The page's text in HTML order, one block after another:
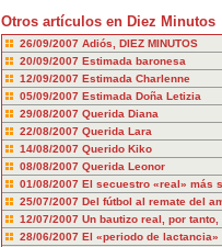
Otros artículos en Diez Minutos
26/09/2007 Adiós, DIEZ MINUTOS
20/09/2007 Estimada baronesa
12/09/2007 Estimada Charlenne
05/09/2007 Estimada Doña Letizia
29/08/2007 Querida Diana
22/08/2007 Querida Lara
14/08/2007 Querido Kiko
08/08/2007 Querida Leonor
01/08/2007 El secuestro «real» más
25/07/2007 Del fútbol al remate del
12/07/2007 Un bautizo real, por
28/06/2007 El «periodo de lactancia»